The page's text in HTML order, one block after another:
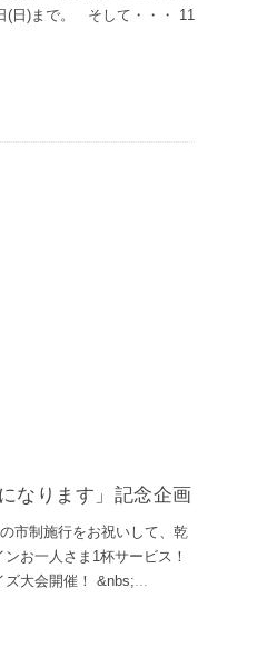
(日)まで。 そして・・・ 11
なります」記念企画
市制施行をお祝いして、乾
お一人さま1杯サービス！
ズ大会開催！ &nbs;...